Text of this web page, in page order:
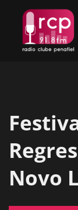
content
Novo